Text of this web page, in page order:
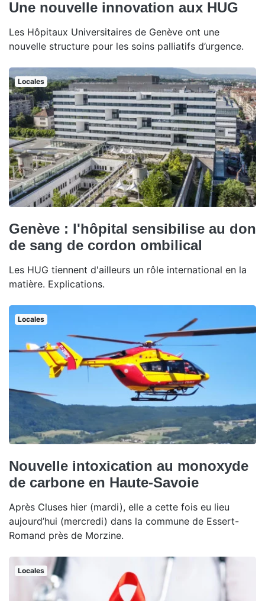
Une nouvelle innovation aux HUG
Les Hôpitaux Universitaires de Genève ont une
nouvelle structure pour les soins palliatifs d’urgence.
Locales
Genève : l'hôpital sensibilise au don
de sang de cordon ombilical
Les HUG tiennent d'ailleurs un rôle international en la
matière. Explications.
Locales
Nouvelle intoxication au monoxyde
de carbone en Haute-Savoie
Après Cluses hier (mardi), elle a cette fois eu lieu
aujourd’hui (mercredi) dans la commune de Essert-
Romand près de Morzine.
Locales